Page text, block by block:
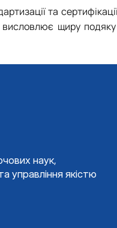
та
висловлює щиру подяку
наук,
управління якістю